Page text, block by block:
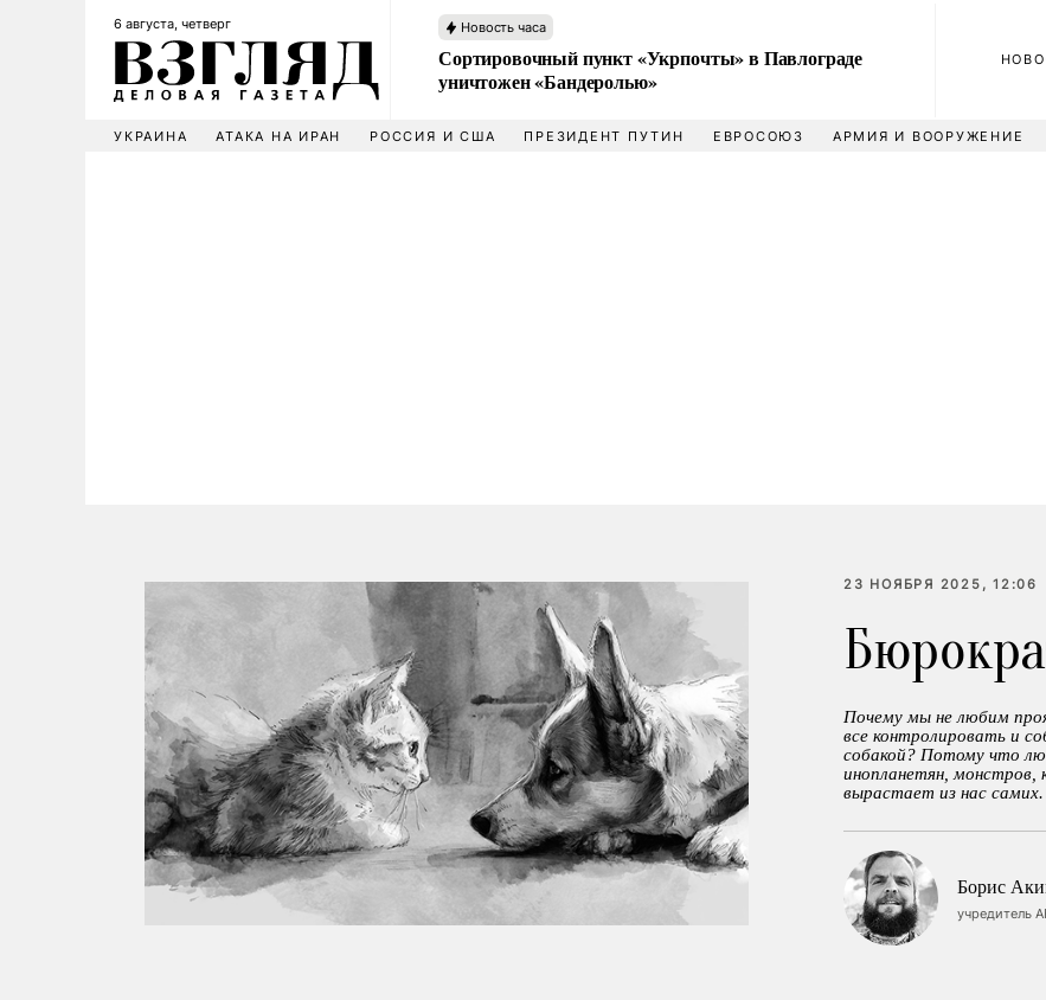
6 августа, четверг Новость часа
Сортировочный пункт «Укрпочты» в Павлограде
уничтожен «Бандеролью»
УКРАИНА АТАКА НА ИРАН РОССИЯ И США ПРЕЗИДЕНТ ПУТИН ЕВРОСОЮЗ АРМИЯ И ВООРУЖЕНИЕ
23 НОЯБРЯ 2025, 12:06
Почему мы не любим
все контролировать и
собакой? Потому что
инопланетян, монстров,
вырастает из нас самих.
Борис
учредитель